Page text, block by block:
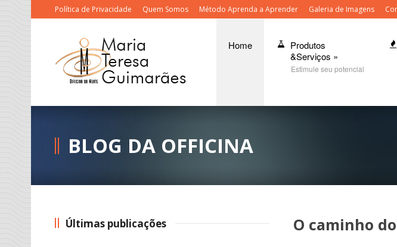
Política de Privacidade Quem Somos Método Aprenda a Aprender Galeria de Imagens
Home
Produtos
&Serviços »
Estimule seu potencial
BLOG DA OFFICINA
O caminho
Últimas publicações